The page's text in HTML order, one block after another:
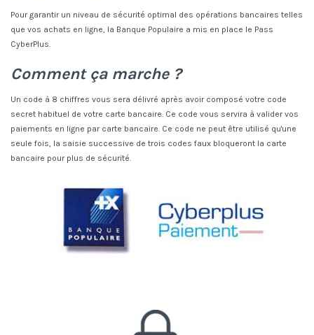
Pour garantir un niveau de sécurité optimal des opérations bancaires telles
que vos achats en ligne, la Banque Populaire a mis en place le Pass
CyberPlus.
Comment ça marche ?
Un code à 8 chiffres vous sera délivré après avoir composé votre code
secret habituel de votre carte bancaire. Ce code vous servira à valider vos
paiements en ligne par carte bancaire. Ce code ne peut être utilisé qu'une
seule fois, la saisie successive de trois codes faux bloqueront la carte
bancaire pour plus de sécurité.